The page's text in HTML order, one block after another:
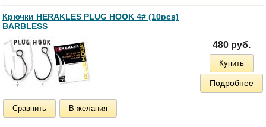
Крючки HERAKLES PLUG HOOK 4# (10pcs)
BARBLESS
Сравнить В желания
480 руб.
Купить
Подробнее